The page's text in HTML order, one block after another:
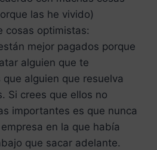
las he vivido)
cosas optimistas:
mejor pagados porque
alguien que te
alguien que resuelva
Si crees que ellos no
importantes es que nunca
en la que había
que sacar adelante.